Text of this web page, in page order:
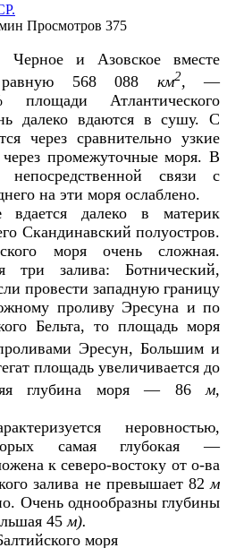
Просмотров 375
Черное и Азовское вместе
равную 568 088 км2,—
площади Атлантического
далеко вдаются в сушу. С
через сравнительно узкие
промежуточные моря. В
непосредственной связи с
на эти моря ослаблено.
вдается далеко в материк
Скандинавский полуостров.
моря очень сложная.
три залива: Ботнический,
провести западную границу
проливу Эресуна и по
Бельта, то площадь моря
Эресун, Большим и
площадь увеличивается до
глубина моря — 86 м,
неровностью,
самая глубокая —
к северо-востоку от о-ва
залива не превышает 82 м
Очень однообразны глубины
45 м).